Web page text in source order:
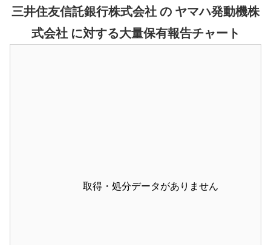
三井住友信託銀行株式会社 の ヤマハ発動機株
式会社 に対する大量保有報告チャート
取得・処分データがありません